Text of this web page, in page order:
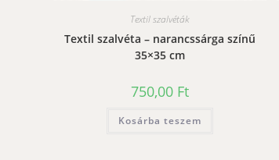
Textil szalvéták
Textil szalvéta – narancssárga színű
35×35 cm
750,00 Ft
Kosárba teszem